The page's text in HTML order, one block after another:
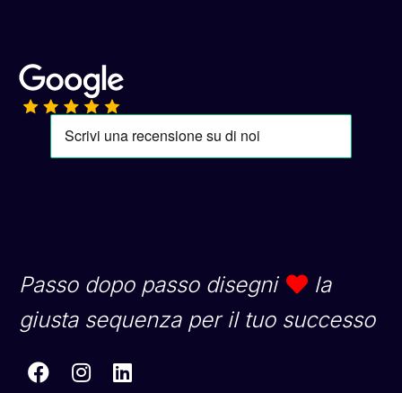
Passo dopo passo disegni
la
giusta sequenza per il tuo successo